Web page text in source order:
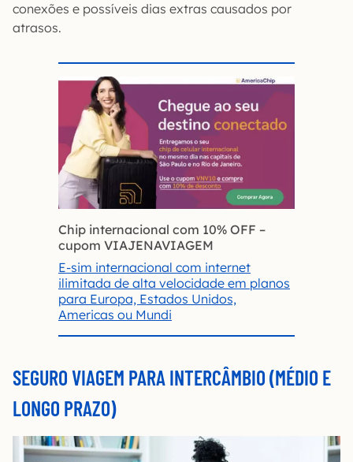
conexões e possíveis dias extras causados por
atrasos.
Chip internacional com 10% OFF –
cupom VIAJENAVIAGEM
E-sim internacional com internet
ilimitada de alta velocidade em planos
para Europa, Estados Unidos,
Americas ou Mundi
SEGURO VIAGEM PARA INTERCÂMBIO (MÉDIO E
LONGO PRAZO)